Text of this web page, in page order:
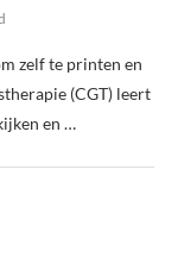
zelf te printen en
(CGT) leert
en …